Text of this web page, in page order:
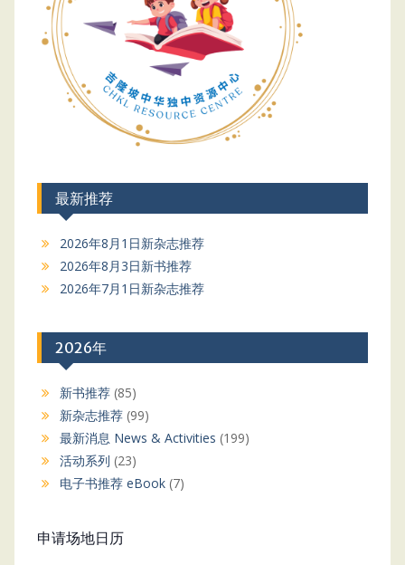
最新推荐
2026年8月1日新杂志推荐
2026年8月3日新书推荐
2026年7月1日新杂志推荐
2026年
新书推荐(85)
新杂志推荐(99)
最新消息 News & Activities (199)
活动系列 (23)
电子书推荐 eBook(7)
申请场地日历